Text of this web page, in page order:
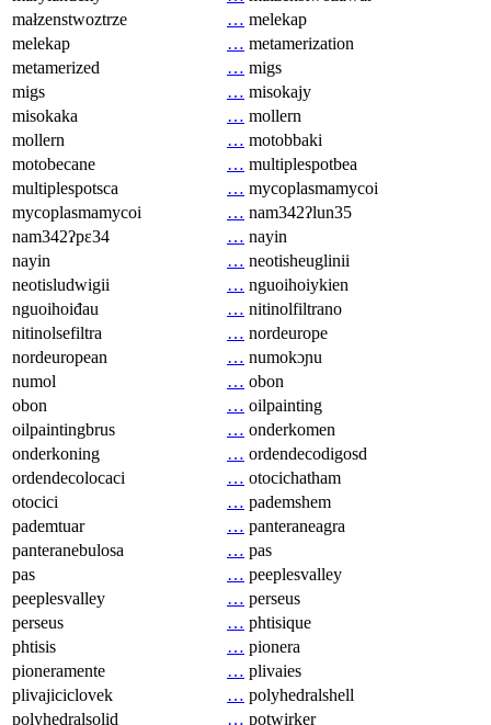
małzenstwoztrze
… melekap
melekap
… metamerization
metamerized
… migs
migs
… misokajy
misokaka
… mollern
mollern
… motobbaki
motobecane
… multiplespotbea
multiplespotsca
… mycoplasmamycoi
mycoplasmamycoi
… nam342ʔlun35
nam342ʔpɛ34
… nayin
nayin
… neotisheuglinii
neotisludwigii
… nguoihoiykien
nguoihoiđau
… nitinolfiltrano
nitinolsefiltra
… nordeurope
nordeuropean
… numokɔɲu
numol
… obon
obon
… oilpainting
oilpaintingbrus
… onderkomen
onderkoning
… ordendecodigosd
ordendecolocaci
… otocichatham
otocici
… pademshem
pademtuar
… panteraneagra
panteranebulosa
… pas
pas
… peeplesvalley
peeplesvalley
… perseus
perseus
… phtisique
phtisis
… pionera
pioneramente
… plivaies
plivajiciclovek
… polyhedralshell
polyhedralsolid
… potwirker